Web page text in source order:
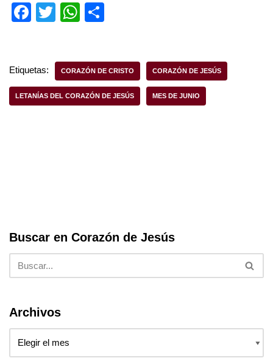
F
e
b
o
T
er
W
s
A
p
e
Etiquetas: CORAZÓN DE CRISTO CORAZÓN DE JESÚS
LETANÍAS DEL CORAZÓN DE JESÚS MES DE JUNIO
Buscar en Corazón de Jesús
Archivos